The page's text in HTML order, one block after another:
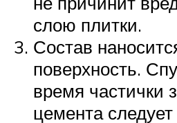
слою плитки.
Состав
поверхность.
время частички
цемента